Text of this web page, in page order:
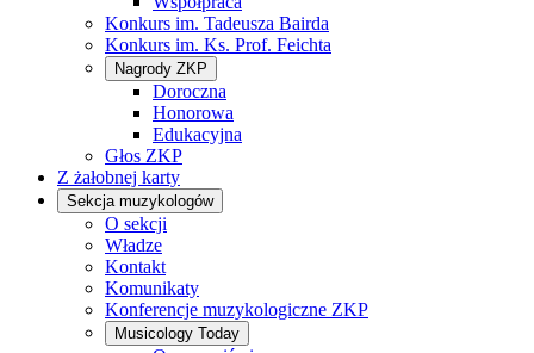
Konkurs im. Tadeusza Bairda
Konkurs im. Ks. Prof. Feichta
Nagrody ZKP
Doroczna
Honorowa
Edukacyjna
Głos ZKP
Z żałobnej karty
Sekcja muzykologów
O sekcji
Władze
Kontakt
Komunikaty
Konferencje muzykologiczne ZKP
Musicology Today